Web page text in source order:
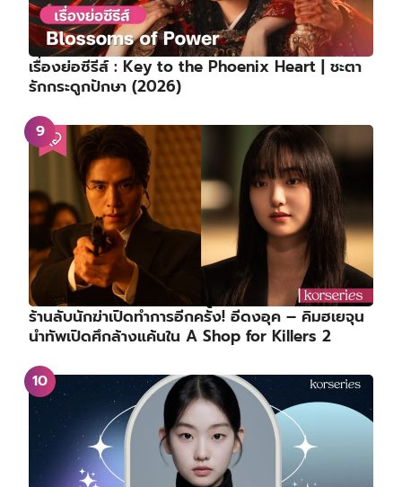
เรื่องย่อซีรีส์ : Key to the Phoenix Heart | ชะตา
รักกระดูกปักษา (2026)
ร้านลับนักฆ่าเปิดทำการอีกครั้ง! อีดงอุค – คิมฮเยจุน
นำทัพเปิดศึกล้างแค้นใน A Shop for Killers 2